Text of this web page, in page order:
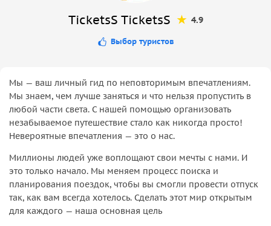
TicketsS TicketsS 4.9
Выбор туристов
Мы — ваш личный гид по неповторимым впечатлениям.
Мы знаем, чем лучше заняться и что нельзя пропустить в
любой части света. С нашей помощью организовать
незабываемое путешествие стало как никогда просто!
Невероятные впечатления — это о нас.
Миллионы людей уже воплощают свои мечты с нами. И
это только начало. Мы меняем процесс поиска и
планирования поездок, чтобы вы смогли провести отпуск
так, как вам всегда хотелось. Сделать этот мир открытым
для каждого — наша основная цель